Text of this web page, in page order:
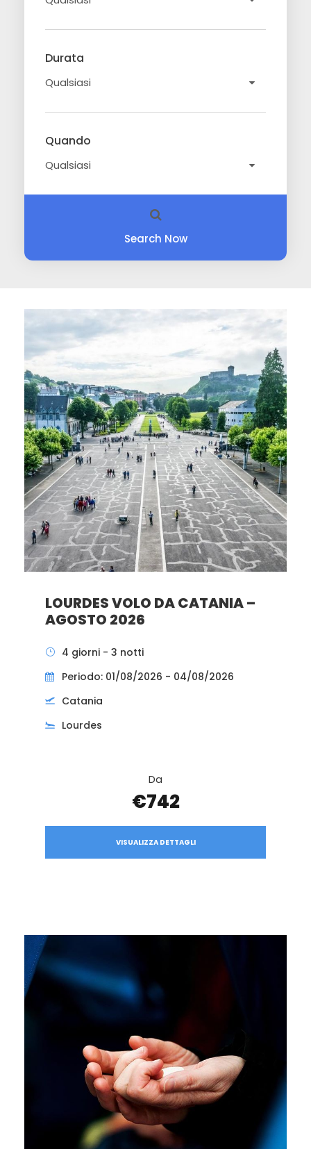
Durata
Quando
Search Now
LOURDES VOLO DA CATANIA –
AGOSTO 2026
4 giorni - 3 notti
Periodo: 01/08/2026 - 04/08/2026
Catania
Lourdes
Da
€742
VISUALIZZA DETTAGLI